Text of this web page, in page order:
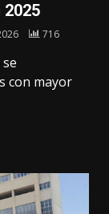
716
con mayor